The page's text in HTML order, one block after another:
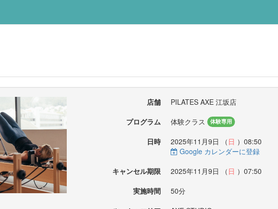
店舗
PILATES AXE 江坂店
プログラム
体験クラス 体験専用
日時 2025年11月9日 （ 日 ）08:50
Google カレンダーに登録
キャンセル期限
2025年11月9日 （ 日 ）07:50
実施時間
50分